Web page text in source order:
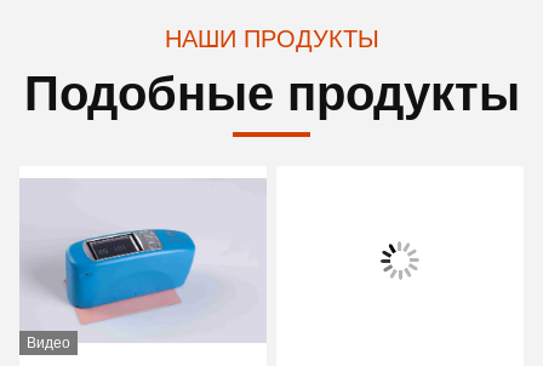
НАШИ ПРОДУКТЫ
Подобные продукты
Видео